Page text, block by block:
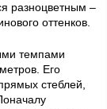
разноцветным –
оттенков.
темпами
Его
стеблей,